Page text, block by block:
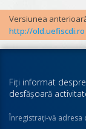
Versiunea
http://old.uefiscdi.ro
Fiţi informat
desfăşoară
Înregistraţi-vă adresa